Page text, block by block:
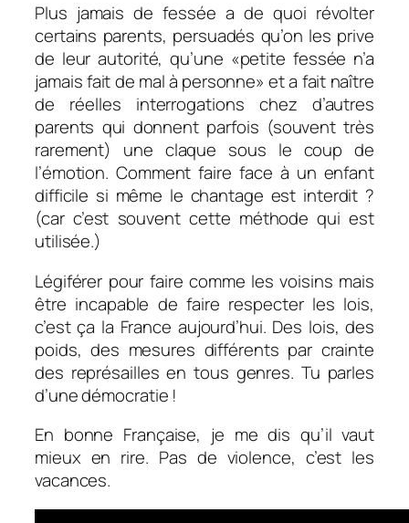
Plus jamais de fessée a de quoi révolter
certains parents, persuadés qu’on les prive
de leur autorité, qu’une «petite fessée n’a
jamais fait de mal à personne» et a fait naître
de réelles interrogations chez d’autres
parents qui donnent parfois (souvent très
rarement) une claque sous le coup de
l’émotion. Comment faire face à un enfant
difficile si même le chantage est interdit ?
(car c’est souvent cette méthode qui est
utilisée.)
Légiférer pour faire comme les voisins mais
être incapable de faire respecter les lois,
c’est ça la France aujourd’hui. Des lois, des
poids, des mesures différents par crainte
des représailles en tous genres. Tu parles
d’une démocratie !
En bonne Française, je me dis qu’il vaut
mieux en rire. Pas de violence, c’est les
vacances.